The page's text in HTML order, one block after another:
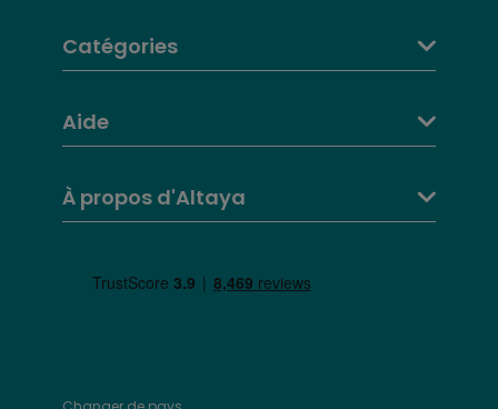
Catégories
Aide
À propos d'Altaya